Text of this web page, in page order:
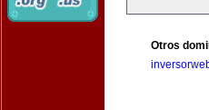
Otros